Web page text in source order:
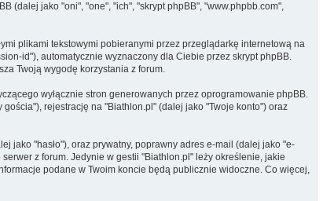
(dalej jako "oni", "one", "ich", "skrypt phpBB", "www.phpbb.com",
plikami tekstowymi pobieranymi przez przeglądarkę internetową na
id"), automatycznie wyznaczony dla Ciebie przez skrypt phpBB.
Twoją wygodę korzystania z forum.
wyłącznie stron generowanych przez oprogramowanie phpBB.
rejestrację na "Biathlon.pl" (dalej jako "Twoje konto") oraz
jako "hasło"), oraz prywatny, poprawny adres e-mail (dalej jako "e-
z forum. Jedynie w gestii "Biathlon.pl" leży określenie, jakie
podane w Twoim koncie będą publicznie widoczne. Co więcej,